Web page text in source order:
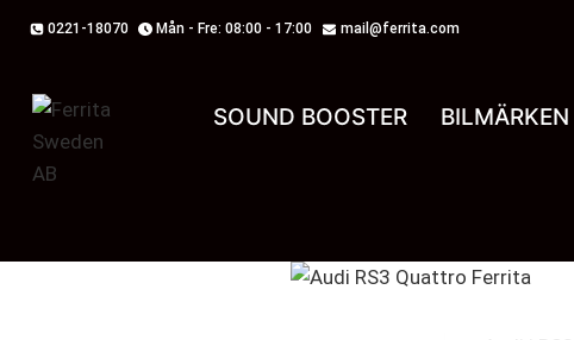
0221-18070 Mån - Fre: 08:00 - 17:00 mail@ferrita.com
SOUND BOOSTER BILMÄRKEN